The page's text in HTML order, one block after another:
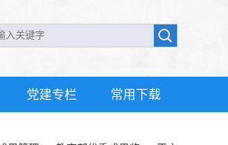
党建专栏 常用下载